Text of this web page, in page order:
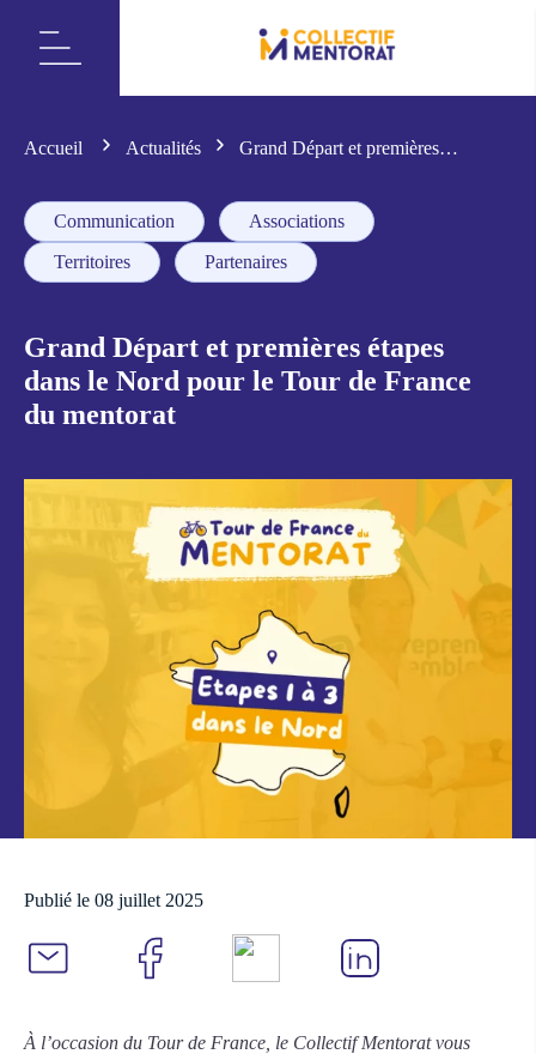
Accueil Actualités
Grand Départ et premières
Communication
Associations
Territoires
Partenaires
Grand Départ et premières étapes
dans le Nord pour le Tour de France
du mentorat
Publié le 08 juillet 2025
À l’occasion du Tour de France, le Collectif Mentorat vous